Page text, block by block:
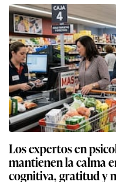
Los expertos en
mantienen la calma
cognitiva, gratitud y